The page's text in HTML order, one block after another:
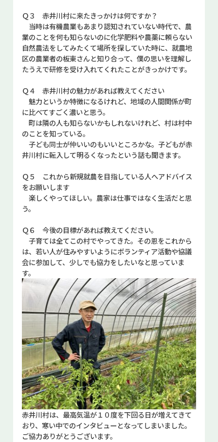
Ｑ３ 赤井川村に来たきっかけは何ですか？
当時は有機農業もあまり認知されていない時代で、農
業のことを何も知らないのに化学肥料や農薬に頼らない
自然農法をしてみたくて場所を探していた時に、就農地
区の農業者の板東さんと知り合って、僕の思いを理解し
たうえで研修を受け入れてくれたことがきっかけです。
Ｑ４ 赤井川村の魅力があれば教えてください
魅力というか特徴になるけれど、地域の人間関係が町
に比べてすごく濃いと思う。
町は隣の人も知らないかもしれないけれど、村は村中
のことを知っている。
子ども同士が仲いいのもいいところかな。子どもが赤
井川村に転入して明るくなったという話も聞きます。
Ｑ５ これから新規就農を目指している人へアドバイス
をお願いします
楽しくやってほしい。農家は仕事ではなく生活だと思
う。
Ｑ６ 今後の目標があれば教えてください。
子育ては全てこの村でやってきた。その恩をこれから
は、若い人が住みやすいようにボランティア活動や協議
会に参加して、少しでも協力をしたいなと思っていま
す。
赤井川村は、最高気温が１０度を下回る日が増えてきて
おり、寒い中でのインタビューとなってしまいました。
ご協力ありがとうございます。